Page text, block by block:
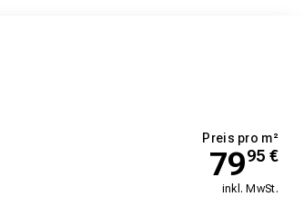
Preis pro m²
7995 €
inkl. MwSt.